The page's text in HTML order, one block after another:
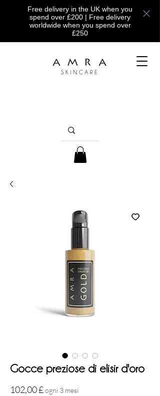
Free delivery in the UK when you
spend over £200 | Free delivery
worldwide when you spend over
£250
Gocce preziose di elisir d'oro
102,00 £Prezzo
ogni 3 mesi